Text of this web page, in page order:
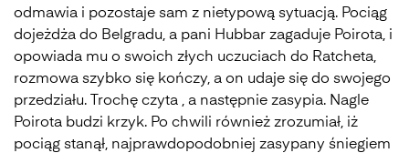
odmawia i pozostaje sam z nietypową sytuacją. Pociąg
dojeżdża do Belgradu, a pani Hubbar zagaduje Poirota, i
opowiada mu o swoich złych uczuciach do Ratcheta,
rozmowa szybko się kończy, a on udaje się do swojego
przedziału. Trochę czyta , a następnie zasypia. Nagle
Poirota budzi krzyk. Po chwili również zrozumiał, iż
pociąg stanął, najprawdopodobniej zasypany śniegiem